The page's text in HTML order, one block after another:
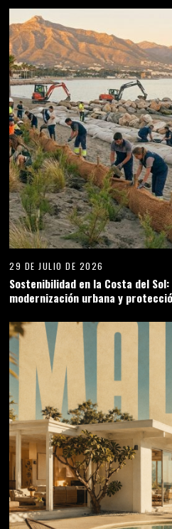
29 DE JULIO DE 2026
Sostenibilidad en la Costa del
modernización urbana y